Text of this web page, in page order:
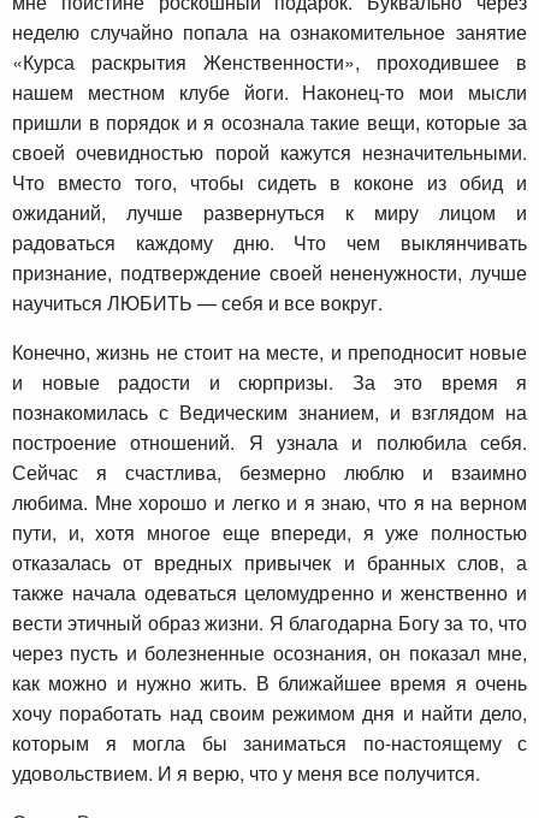
неделю случайно попала на ознакомительное занятие
«Курса раскрытия Женственности», проходившее в
нашем местном клубе йоги. Наконец-то мои мысли
пришли в порядок и я осознала такие вещи, которые за
своей очевидностью порой кажутся незначительными.
Что вместо того, чтобы сидеть в коконе из обид и
ожиданий, лучше развернуться к миру лицом и
радоваться каждому дню. Что чем выклянчивать
признание, подтверждение своей нененужности, лучше
научиться ЛЮБИТЬ — себя и все вокруг.
Конечно, жизнь не стоит на месте, и преподносит новые
и новые радости и сюрпризы. За это время я
познакомилась с Ведическим знанием, и взглядом на
построение отношений. Я узнала и полюбила себя.
Сейчас я счастлива, безмерно люблю и взаимно
любима. Мне хорошо и легко и я знаю, что я на верном
пути, и, хотя многое еще впереди, я уже полностью
отказалась от вредных привычек и бранных слов, а
также начала одеваться целомудренно и женственно и
вести этичный образ жизни. Я благодарна Богу за то, что
через пусть и болезненные осознания, он показал мне,
как можно и нужно жить. В ближайшее время я очень
хочу поработать над своим режимом дня и найти дело,
которым я могла бы заниматься по-настоящему с
удовольствием. И я верю, что у меня все получится.